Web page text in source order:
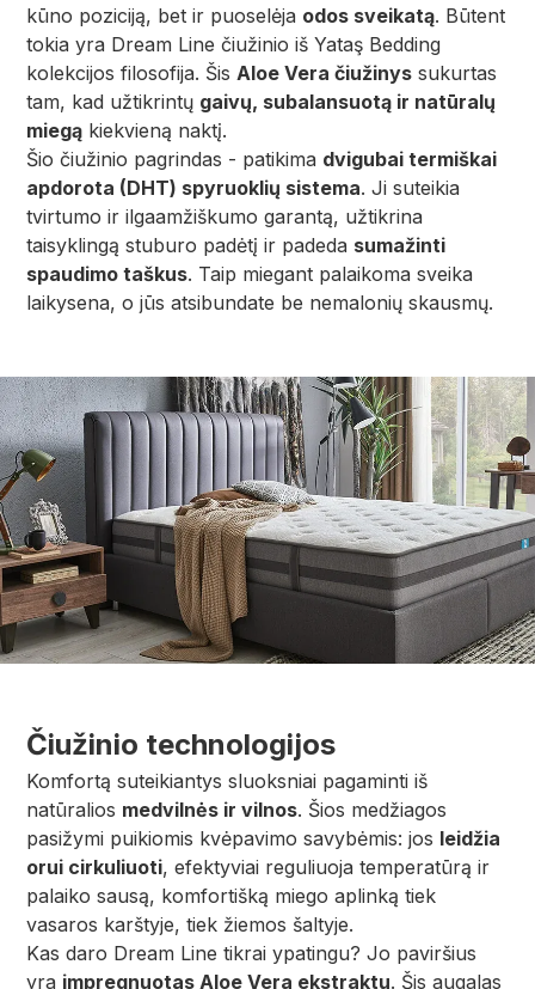
kūno poziciją, bet ir puoselėja odos sveikatą. Būtent
tokia yra Dream Line čiužinio iš Yataş Bedding
kolekcijos filosofija. ŠisAloe Vera čiužinys sukurtas
tam, kad užtikrintų gaivų, subalansuotą ir natūralų
miegą kiekvieną naktį.
Šio čiužinio pagrindas - patikima dvigubai termiškai
apdorota (DHT) spyruoklių sistema. Ji suteikia
tvirtumo ir ilgaamžiškumo garantą, užtikrina
taisyklingą stuburo padėtį ir padeda sumažinti
spaudimo taškus. Taip miegant palaikoma sveika
laikysena, o jūs atsibundate be nemalonių skausmų.
Čiužinio technologijos
Komfortą suteikiantys sluoksniai pagaminti iš
natūralios medvilnės ir vilnos. Šios medžiagos
pasižymi puikiomis kvėpavimo savybėmis: jos leidžia
orui cirkuliuoti, efektyviai reguliuoja temperatūrą ir
palaiko sausą, komfortišką miego aplinką tiek
vasaros karštyje, tiek žiemos šaltyje.
Kas daro Dream Line tikrai ypatingu? Jo paviršius
yra impregnuotas Aloe Vera ekstraktu. Šis augalas